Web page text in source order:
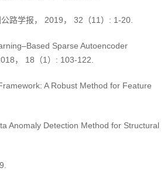
路学报， 2019， 32（11）: 1-20.
Sparse Autoencoder
， 18（1）: 103-122.
A Robust Method for Feature
Anomaly Detection Method for Structural